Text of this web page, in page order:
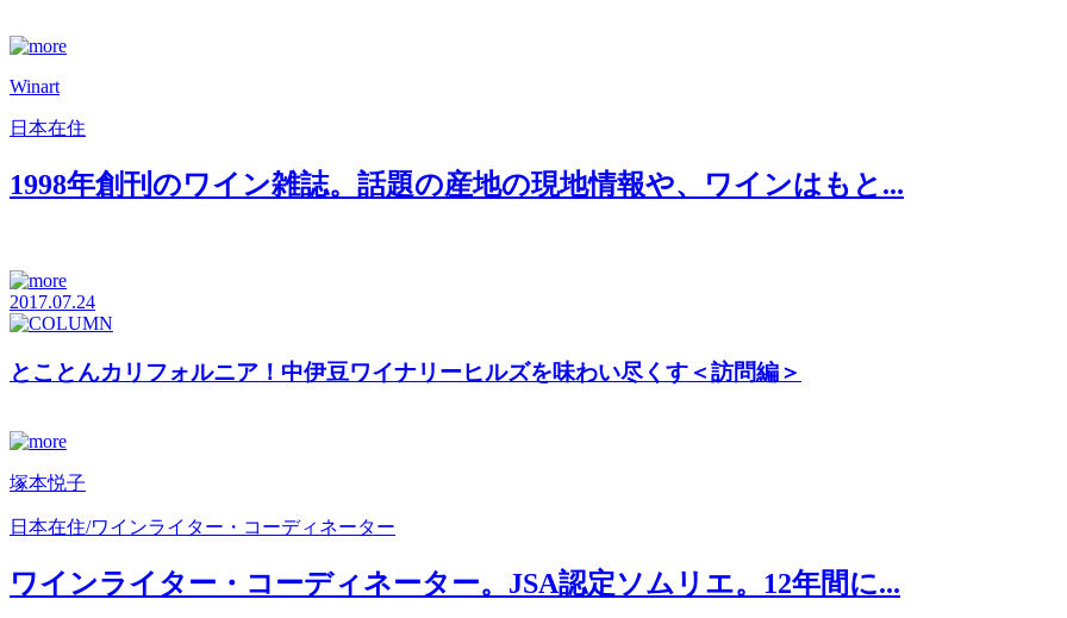
Winart
日本在住
1998年創刊のワイン雑誌。話題の産地の現地情報や、ワインはもと...
2017.07.24
とことんカリフォルニア！中伊豆ワイナリーヒルズを味わい尽くす＜訪問編＞
塚本悦子
日本在住/ワインライター・コーディネーター
ワインライター・コーディネーター。JSA認定ソムリエ。12年間に...